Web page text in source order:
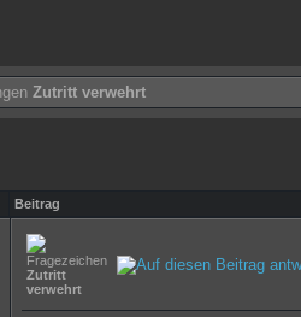
Zutritt verwehrt
Beitrag
Zutritt
verwehrt